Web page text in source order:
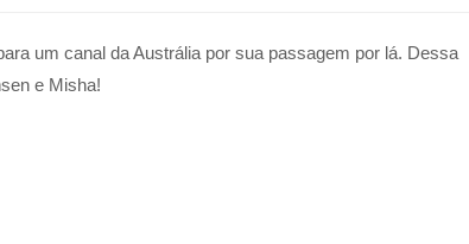
um canal da Austrália por sua passagem por lá. Dessa
e Misha!